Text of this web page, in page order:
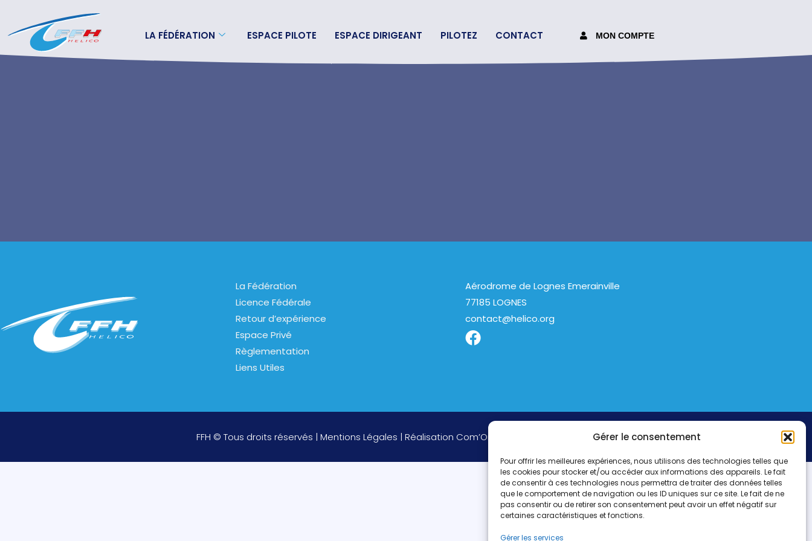
Gérer le consentement
Pour offrir les meilleures expériences, nous utilisons des technologies telles que
les cookies pour stocker et/ou accéder aux informations des appareils. Le fait
de consentir à ces technologies nous permettra de traiter des données telles
que le comportement de navigation ou les ID uniques sur ce site. Le fait de ne
pas consentir ou de retirer son consentement peut avoir un effet négatif sur
certaines caractéristiques et fonctions.
Gérer les services
LA FÉDÉRATION ESPACE PILOTE ESPACE DIRIGEANT PILOTEZ CONTACT MON COMPTE
La Fédération
Licence Fédérale
Retour d’expérience
Espace Privé
Règlementation
Liens Utiles
Aérodrome de Lognes Emerainville
77185 LOGNES
contact@helico.org
FFH © Tous droits réservés | Mentions Légales | Réalisation Com’On